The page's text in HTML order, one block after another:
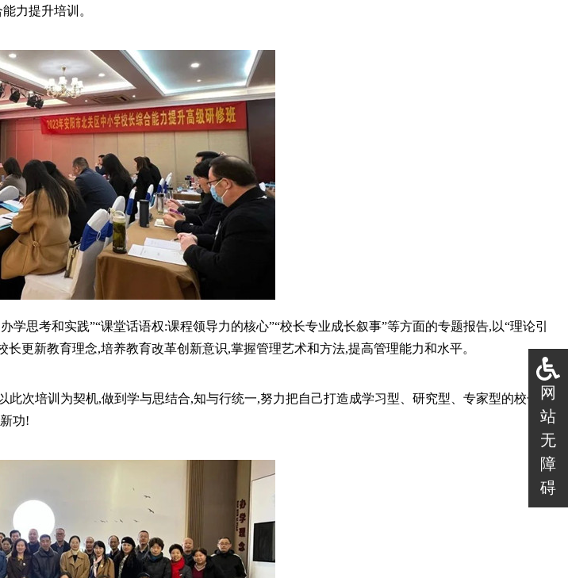
力提升培训。
思考和实践”“课堂话语权:课程领导力的核心”“校长专业成长叙事”等方面的专题报告,以“理论引
更新教育理念,培养教育改革创新意识,掌握管理艺术和方法,提高管理能力和水平。
次培训为契机,做到学与思结合,知与行统一,努力把自己打造成学习型、研究型、专家型的校长。用
功!
网
站
无
障
碍